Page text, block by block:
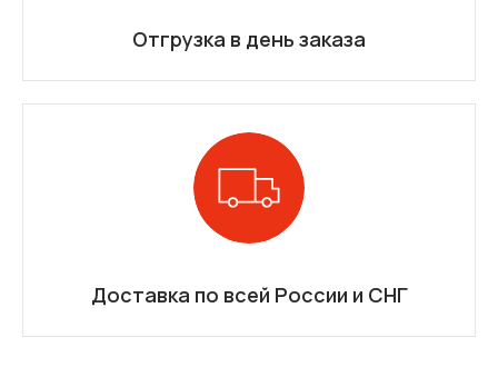
Отгрузка в день заказа
Доставка по всей России и СНГ